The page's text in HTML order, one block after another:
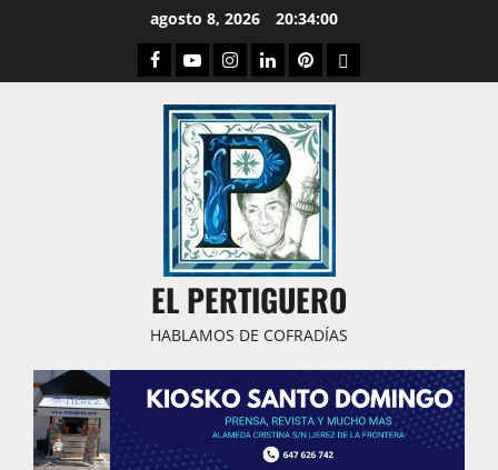
agosto 8, 2026 20:34:01
Facebook
YoutubeInstagram
LinkedPinterestDribbble
EL PERTIGUERO
HABLAMOS DE COFRADÍAS